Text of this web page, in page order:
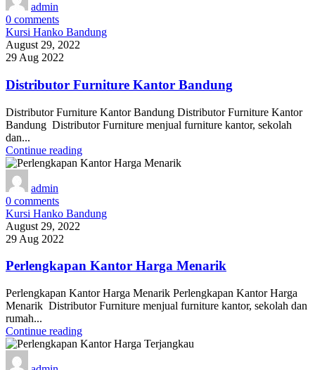
admin
0 comments
Kursi Hanko Bandung
August 29, 2022
29 Aug 2022
Distributor Furniture Kantor Bandung
Distributor Furniture Kantor Bandung Distributor Furniture Kantor
Bandung Distributor Furniture menjual furniture kantor, sekolah
dan...
Continue reading
admin
0 comments
Kursi Hanko Bandung
August 29, 2022
29 Aug 2022
Perlengkapan Kantor Harga Menarik
Perlengkapan Kantor Harga Menarik Perlengkapan Kantor Harga
Menarik Distributor Furniture menjual furniture kantor, sekolah dan
rumah...
Continue reading